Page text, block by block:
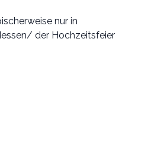
nur in
der Hochzeitsfeier